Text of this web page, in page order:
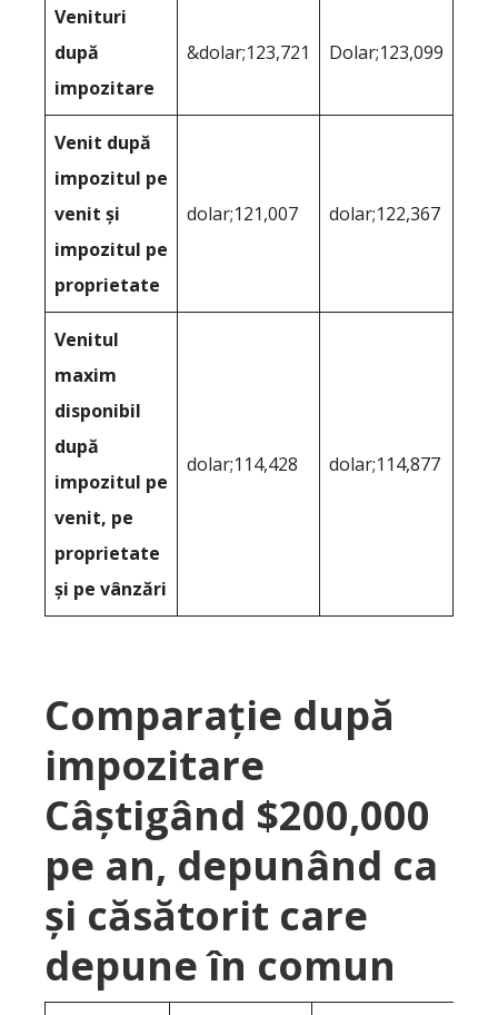
Venituri
după
impozitare
&dolar;123,721 Dolar;123,099
Venit după
impozitul pe
venit și
impozitul pe
proprietate
dolar;121,007 dolar;122,367
Venitul
maxim
disponibil
după
impozitul pe
venit, pe
proprietate
și pe vânzări
dolar;114,428 dolar;114,877
Comparație după
impozitare
Câștigând $200,000
pe an, depunând ca
și căsătorit care
depune în comun